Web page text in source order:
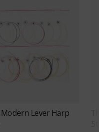
Modern Lever Harp